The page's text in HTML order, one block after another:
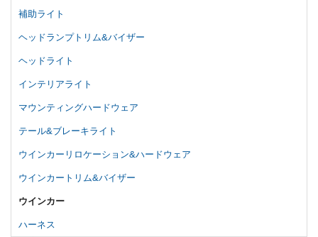
補助ライト
ヘッドランプトリム&バイザー
ヘッドライト
インテリアライト
マウンティングハードウェア
テール&ブレーキライト
ウインカーリロケーション&ハードウェア
ウインカートリム&バイザー
ウインカー
ハーネス